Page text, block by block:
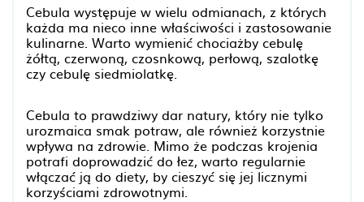
Cebula występuje w wielu odmianach, z których
każda ma nieco inne właściwości i zastosowanie
kulinarne. Warto wymienić chociażby cebulę
żółtą, czerwoną, czosnkową, perłową, szalotkę
czy cebulę siedmiolatkę.
Cebula to prawdziwy dar natury, który nie tylko
urozmaica smak potraw, ale również korzystnie
wpływa na zdrowie. Mimo że podczas krojenia
potrafi doprowadzić do łez, warto regularnie
włączać ją do diety, by cieszyć się jej licznymi
korzyściami zdrowotnymi.